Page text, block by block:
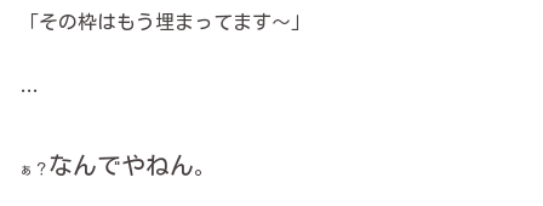
「その枠はもう埋まってます～」
…
ぁ？ なんでやねん。